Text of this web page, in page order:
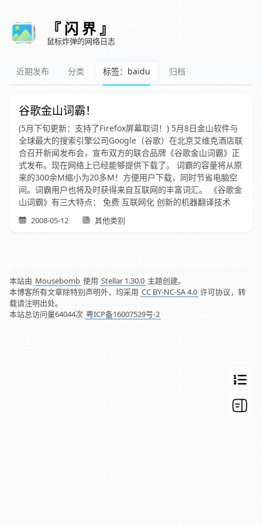
『 闪 界 』
鼠标炸弹的网络日志
近期发布 分类 标签：baidu 归档
谷歌金山词霸！
(5月下旬更新：支持了Firefox屏幕取词！) 5月8日金山软件与
全球最大的搜索引擎公司Google（谷歌）在北京艾维克酒店联
合召开新闻发布会，宣布双方的联合品牌《谷歌金山词霸》正
式发布。现在网络上已经能够提供下载了。 词霸的容量将从原
来的300余M缩小为20多M！方便用户下载，同时节省电脑空
间。词霸用户也将及时获得来自互联网的丰富词汇。 《谷歌金
山词霸》有三大特点： 免费 互联网化 创新的机器翻译技术
2008-05-12 其他类别
本站由 Mousebomb 使用 Stellar 1.30.0 主题创建。
本博客所有文章除特别声明外，均采用 CC BY-NC-SA 4.0 许可协议，转
载请注明出处。
本站总访问量64044次 粤ICP备16007529号-2